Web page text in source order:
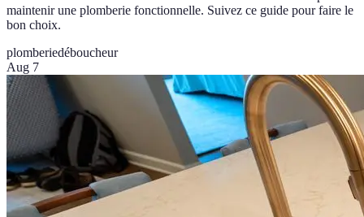
maintenir une plomberie fonctionnelle. Suivez ce guide pour faire le
bon choix.
plomberiedéboucheur
Aug 7